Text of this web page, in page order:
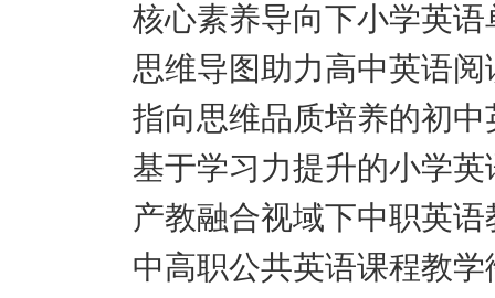
核心素养导向下小学英
思维导图助力高中英语
指向思维品质培养的初
基于学习力提升的小学
产教融合视域下中职英
中高职公共英语课程教